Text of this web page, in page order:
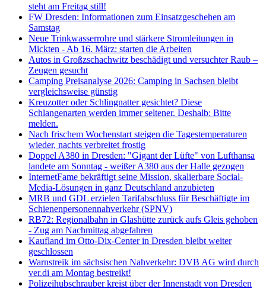
steht am Freitag still!
FW Dresden: Informationen zum Einsatzgeschehen am
Samstag
Neue Trinkwasserrohre und stärkere Stromleitungen in
Mickten - Ab 16. März: starten die Arbeiten
Autos in Großzschachwitz beschädigt und versuchter Raub –
Zeugen gesucht
Camping Preisanalyse 2026: Camping in Sachsen bleibt
vergleichsweise günstig
Kreuzotter oder Schlingnatter gesichtet? Diese
Schlangenarten werden immer seltener. Deshalb: Bitte
melden.
Nach frischem Wochenstart steigen die Tagestemperaturen
wieder, nachts verbreitet frostig
Doppel A380 in Dresden: "Gigant der Lüfte" von Lufthansa
landete am Sonntag - weißer A380 aus der Halle gezogen
InternetFame bekräftigt seine Mission, skalierbare Social-
Media-Lösungen in ganz Deutschland anzubieten
MRB und GDL erzielen Tarifabschluss für Beschäftigte im
Schienenpersonennahverkehr (SPNV)
RB72: Regionalbahn in Glashütte zurück aufs Gleis gehoben
- Zug am Nachmittag abgefahren
Kaufland im Otto-Dix-Center in Dresden bleibt weiter
geschlossen
Warnstreik im sächsischen Nahverkehr: DVB AG wird durch
ver.di am Montag bestreikt!
Polizeihubschrauber kreist über der Innenstadt von Dresden